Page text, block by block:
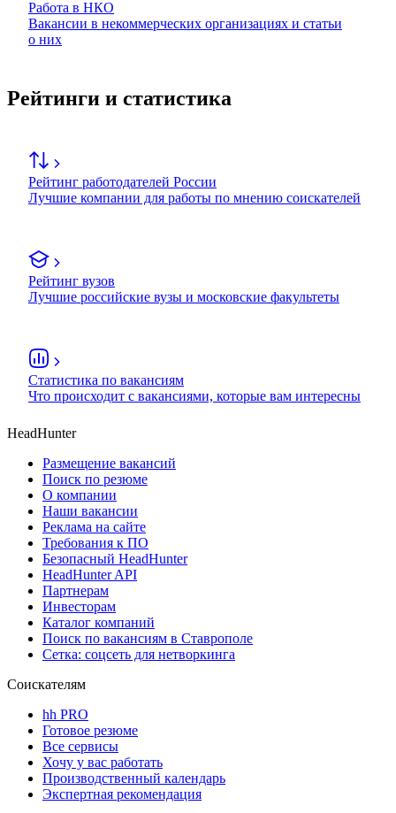
Работа в НКО
Вакансии в некоммерческих организациях и статьи
о них
Рейтинги и статистика
Рейтинг работодателей России
Лучшие компании для работы по мнению соискателей
Рейтинг вузов
Лучшие российские вузы и московские факультеты
Статистика по вакансиям
Что происходит с вакансиями, которые вам интересны
HeadHunter
Размещение вакансий
Поиск по резюме
О компании
Наши вакансии
Реклама на сайте
Требования к ПО
Безопасный HeadHunter
HeadHunter API
Партнерам
Инвесторам
Каталог компаний
Поиск по вакансиям в Ставрополе
Сетка: соцсеть для нетворкинга
Соискателям
hh PRO
Готовое резюме
Все сервисы
Хочу у вас работать
Производственный календарь
Экспертная рекомендация